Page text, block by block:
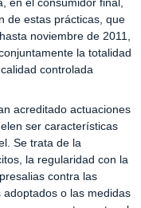
de estas prácticas, que
noviembre de 2011,
la totalidad
controlada
acreditado actuaciones
ser características
Se trata de la
la regularidad con la
contra las
o las medidas